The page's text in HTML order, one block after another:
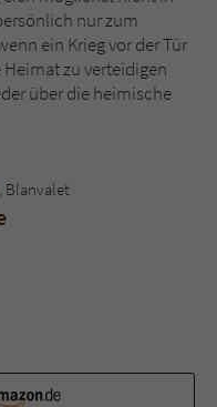
nur zum
ein Krieg vor der Tür
zu verteidigen
über die heimische
, Blanvalet
zu